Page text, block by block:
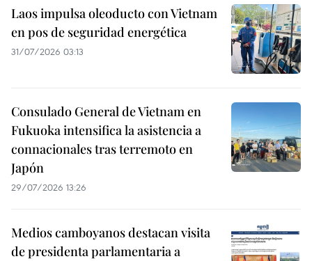
Laos impulsa oleoducto con Vietnam
en pos de seguridad energética
31/07/2026 03:13
Consulado General de Vietnam en
Fukuoka intensifica la asistencia a
connacionales tras terremoto en
Japón
29/07/2026 13:26
Medios camboyanos destacan visita
de presidenta parlamentaria a